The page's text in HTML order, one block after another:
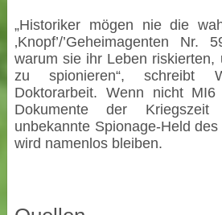
„Historiker mögen nie die
‚Knopf’/’Geheimagenten Nr.
warum sie ihr Leben riskierten,
zu spionieren“, schreibt
Doktorarbeit. Wenn nicht
Dokumente der Kriegszeit
unbekannte Spionage-Held
wird namenlos bleiben.